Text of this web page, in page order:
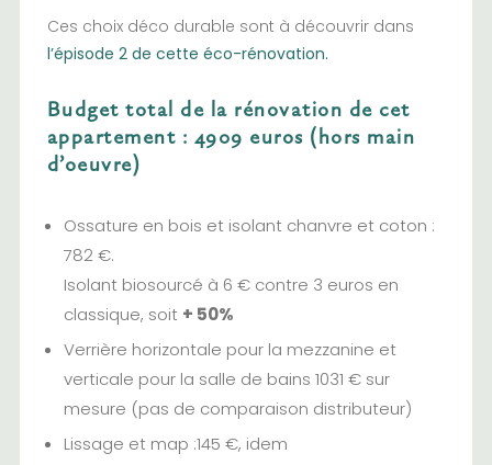
Ces choix déco durable sont à découvrir dans
l’épisode 2 de cette éco-rénovation.
Budget total de la rénovation de cet
appartement : 4909 euros (hors main
d’oeuvre)
Ossature en bois et isolant chanvre et coton :
782 €.
Isolant biosourcé à 6 € contre 3 euros en
classique, soit + 50%
Verrière horizontale pour la mezzanine et
verticale pour la salle de bains 1031 € sur
mesure (pas de comparaison distributeur)
Lissage et map :145 €, idem